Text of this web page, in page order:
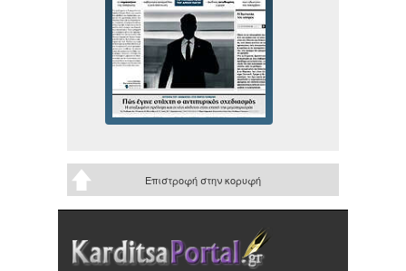
Επιστροφή στην κορυφή